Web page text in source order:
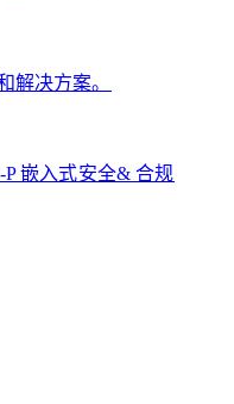
解决方案。​​
P 嵌入式​​安全& 合规​​